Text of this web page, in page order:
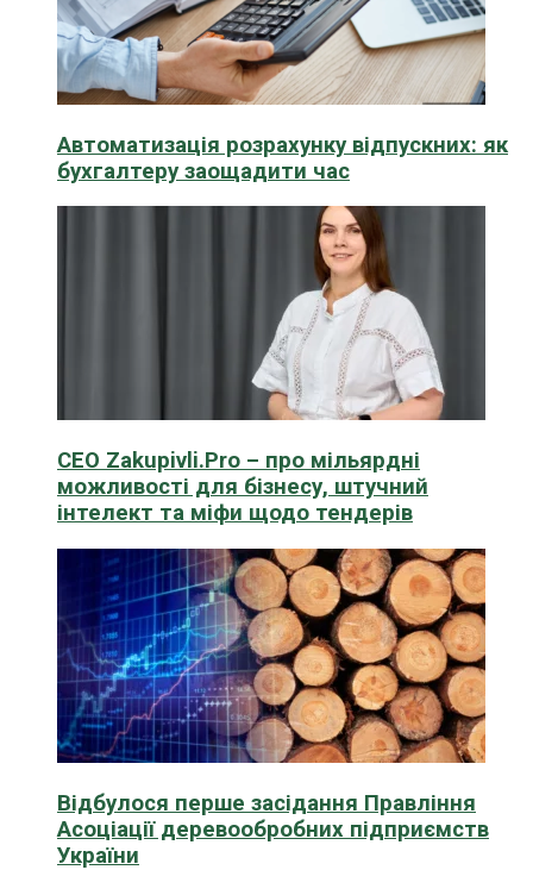
Автоматизація розрахунку відпускних: як
бухгалтеру заощадити час
CEO Zakupivli.Pro – про мільярдні
можливості для бізнесу, штучний
інтелект та міфи щодо тендерів
Відбулося перше засідання Правління
Асоціації деревообробних підприємств
України